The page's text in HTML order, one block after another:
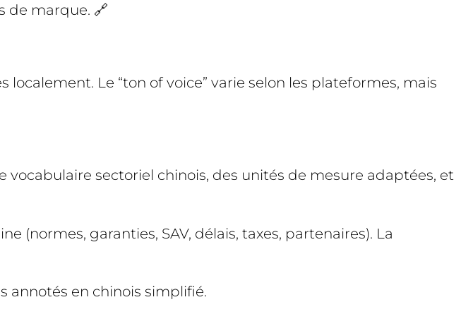
de marque. 🔗
Le “ton of voice” varie selon les plateformes, mais
vocabulaire sectoriel chinois, des unités de mesure adaptées, et
(normes, garanties, SAV, délais, taxes, partenaires). La
annotés en chinois simplifié.